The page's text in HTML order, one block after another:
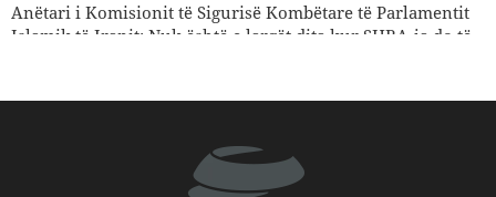
Anëtari i Komisionit të Sigurisë Kombëtare të Parlamentit
Islamik të Iranit: Nuk është e largët dita kur SHBA-ja do të
Gharibabadi: Marrëveshja Iran–Oman nuk nënkupton
Sulme ajrore dhe bombardime artilerie të regjimit sionist